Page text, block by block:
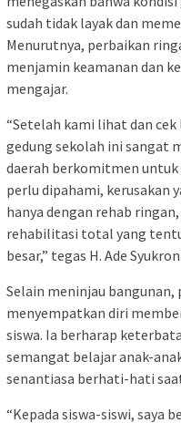
sudah tidak layak dan
Menurutnya, perbaikan
menjamin keamanan dan
mengajar.
“Setelah kami lihat dan
gedung sekolah ini sangat
daerah berkomitmen
perlu dipahami, kerusakan
hanya dengan rehab
rehabilitasi total yang
besar,” tegas H. Ade Syukron.
Selain meninjau
menyempatkan diri
siswa. Ia berharap
semangat belajar anak-
senantiasa berhati-hati
“Kepada siswa-siswi, saya